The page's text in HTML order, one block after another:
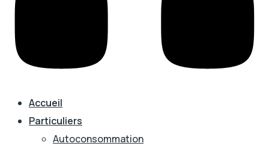
Accueil
Particuliers
Autoconsommation